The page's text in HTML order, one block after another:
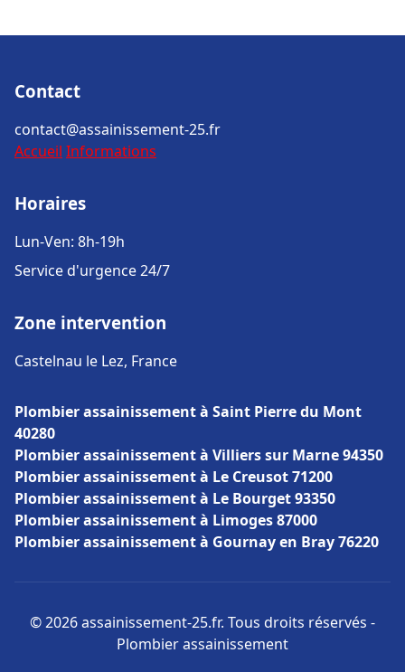
Contact
contact@assainissement-25.fr
Accueil Informations
Horaires
Lun-Ven: 8h-19h
Service d'urgence 24/7
Zone intervention
Castelnau le Lez, France
Plombier assainissement à Saint Pierre du Mont
40280
Plombier assainissement à Villiers sur Marne 94350
Plombier assainissement à Le Creusot 71200
Plombier assainissement à Le Bourget 93350
Plombier assainissement à Limoges 87000
Plombier assainissement à Gournay en Bray 76220
© 2026 assainissement-25.fr. Tous droits réservés -
Plombier assainissement